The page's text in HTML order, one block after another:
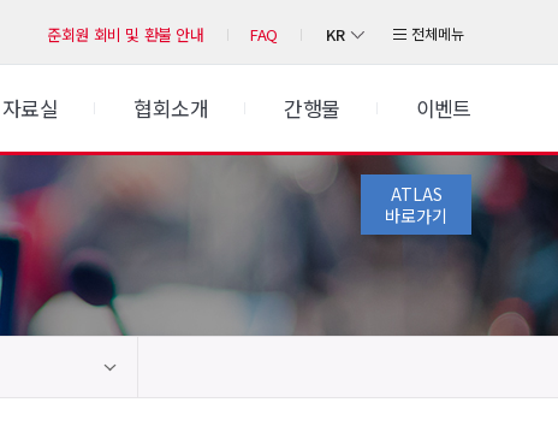
준회원 회비 및 환불 안내 FAQ KR 전체메뉴
자료실 협회소개 간행물 이벤트
ATLAS
바로가기